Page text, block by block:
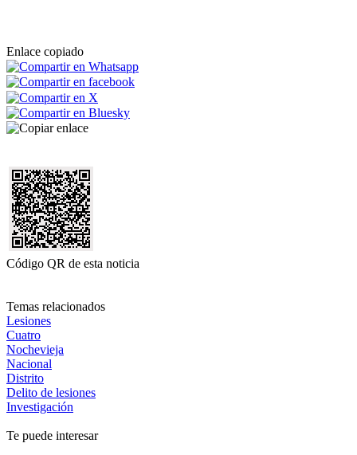
Enlace copiado
Código QR de esta noticia
Temas relacionados
Lesiones
Cuatro
Nochevieja
Nacional
Distrito
Delito de lesiones
Investigación
Te puede interesar